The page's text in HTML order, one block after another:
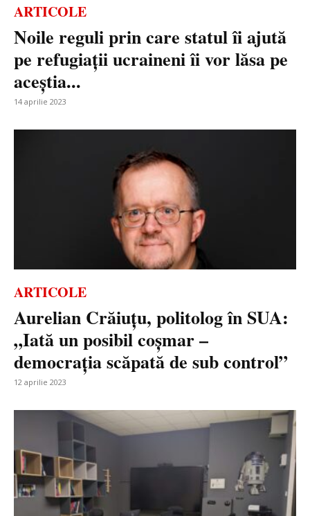
ARTICOLE
Noile reguli prin care statul îi ajută
pe refugiații ucraineni îi vor lăsa pe
aceștia...
14 aprilie 2023
ARTICOLE
Aurelian Crăiuțu, politolog în SUA:
„Iată un posibil coșmar –
democrația scăpată de sub control”
12 aprilie 2023